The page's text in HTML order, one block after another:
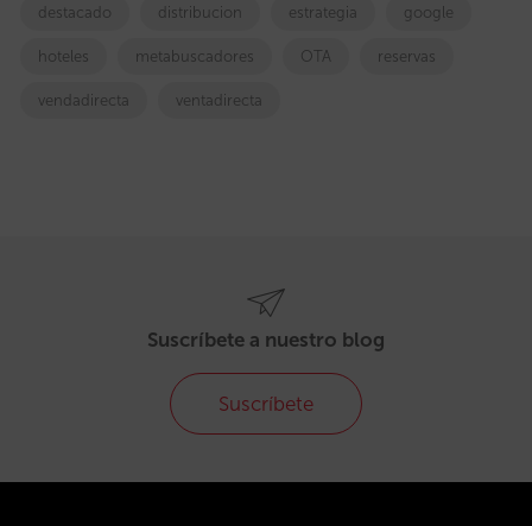
destacado distribucion estrategia google
hoteles metabuscadores OTA reservas
vendadirecta ventadirecta
Suscríbete a nuestro blog
Suscríbete